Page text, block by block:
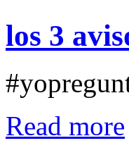
los 3
Read more